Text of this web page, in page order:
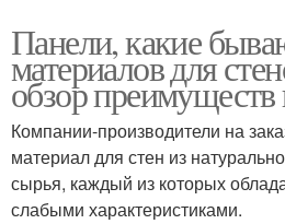
Панели, какие
материалов для
обзор преимуществ
Компании-производители на
материал для стен из
сырья, каждый из которых
слабыми характеристиками.